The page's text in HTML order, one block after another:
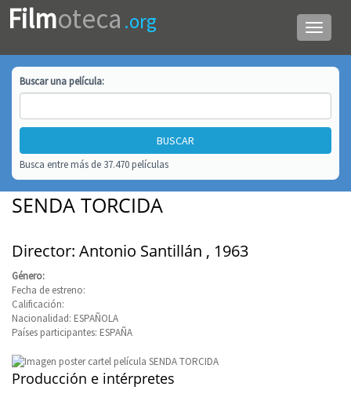
Menú
de
Filmoteca .org
Buscar unapelícula:
Busca entre más de 37.470 películas
SENDA TORCIDA
Director: Antonio Santillán , 1963
Género:
Fecha de estreno:
Calificación:
Nacionalidad: ESPAÑOLA
Países participantes: ESPAÑA
Producción e intérpretes